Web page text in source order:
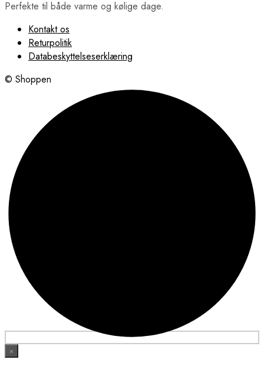
Perfekte til både varme og kølige dage.
Kontakt os
Returpolitik
Databeskyttelseserklæring
© Shoppen
×